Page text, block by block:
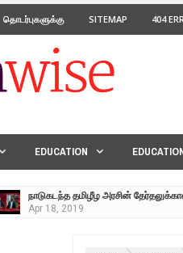
தொடர்புகளுக்கு SITEMAP 404
EDUCATION
நாடுகடந்த தமிழீழ அரசின்
Apr 18, 2019
தமிழ் தேசியம் VS திராவிடம் -
Apr 09, 2019